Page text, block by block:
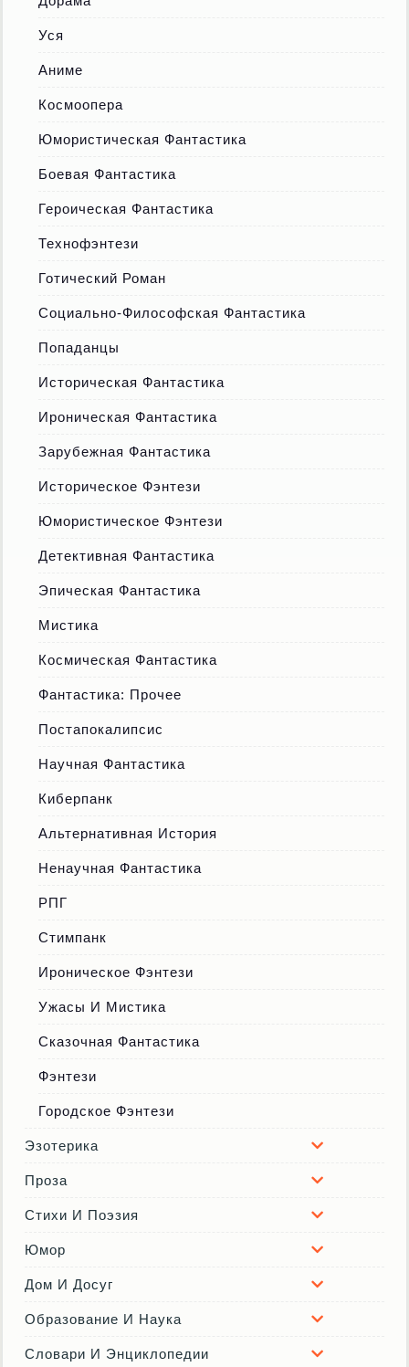
Уся
Аниме
Космоопера
Юмористическая Фантастика
Боевая Фантастика
Героическая Фантастика
Технофэнтези
Готический Роман
Социально-Философская Фантастика
Попаданцы
Историческая Фантастика
Ироническая Фантастика
Зарубежная Фантастика
Историческое Фэнтези
Юмористическое Фэнтези
Детективная Фантастика
Эпическая Фантастика
Мистика
Космическая Фантастика
Фантастика: Прочее
Постапокалипсис
Научная Фантастика
Киберпанк
Альтернативная История
Ненаучная Фантастика
РПГ
Стимпанк
Ироническое Фэнтези
Ужасы И Мистика
Сказочная Фантастика
Фэнтези
Городское Фэнтези
Эзотерика
Проза
Стихи И Поэзия
Юмор
Дом И Досуг
Образование И Наука
Словари И Энциклопедии